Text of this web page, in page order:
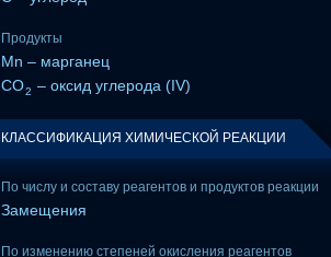
Продукты
Mn – марганец
CO2 – оксид углерода (IV)
КЛАССИФИКАЦИЯ ХИМИЧЕСКОЙ РЕАКЦИИ
По числу и составу реагентов и продуктов реакции
Замещения
По изменению степеней окисления реагентов